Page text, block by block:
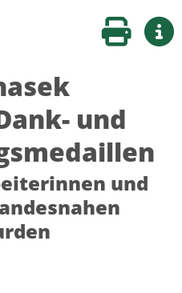
Seite
und
und